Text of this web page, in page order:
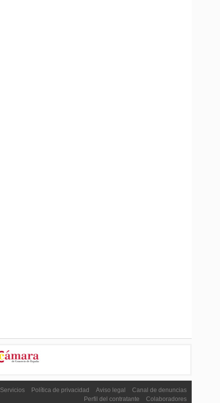
Servicios Política de privacidad Aviso legal
Canal de denuncias
Perfil del contratante
Colaboradores